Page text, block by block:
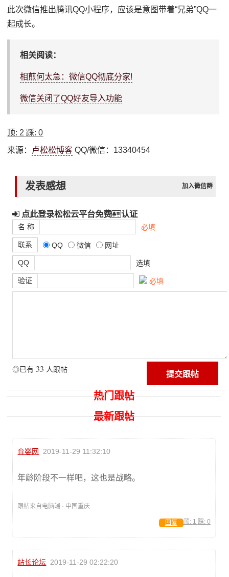
此次微信推出腾讯QQ小程序，应该是意图带着“兄弟”QQ一
起成长。
相关阅读：
相煎何太急：微信QQ彻底分家!
微信关闭了QQ好友导入功能
顶: 2 踩:0
来源： 卢松松博客 QQ/微信：13340454
发表感想 加入微信群
点此登录松松云平台免费 认证
名 称 必填
联系 QQ 微信 网址
QQ 选填
验证 必填
◎已有 33 人跟帖
热门跟帖
最新跟帖
育婴网 2019-11-29 11:32:10
年龄阶段不一样吧，这也是战略。
跟帖来自电脑端 · 中国重庆
顶: 1 踩: 0
回复
站长论坛 2019-11-29 02:22:20